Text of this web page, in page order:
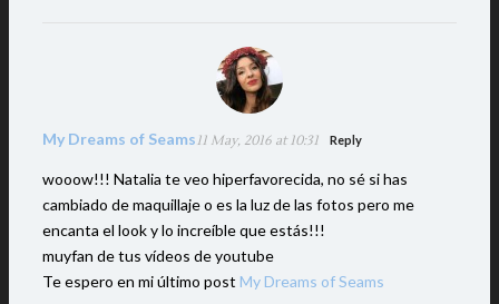
My Dreams of Seams11 May, 2016 at 10:31 Reply
wooow!!! Natalia te veo hiperfavorecida, no sé si has
cambiado de maquillaje o es la luz de las fotos pero me
encanta el look y lo increíble que estás!!!
muyfan de tus vídeos de youtube
Te espero en mi último post My Dreams of Seams